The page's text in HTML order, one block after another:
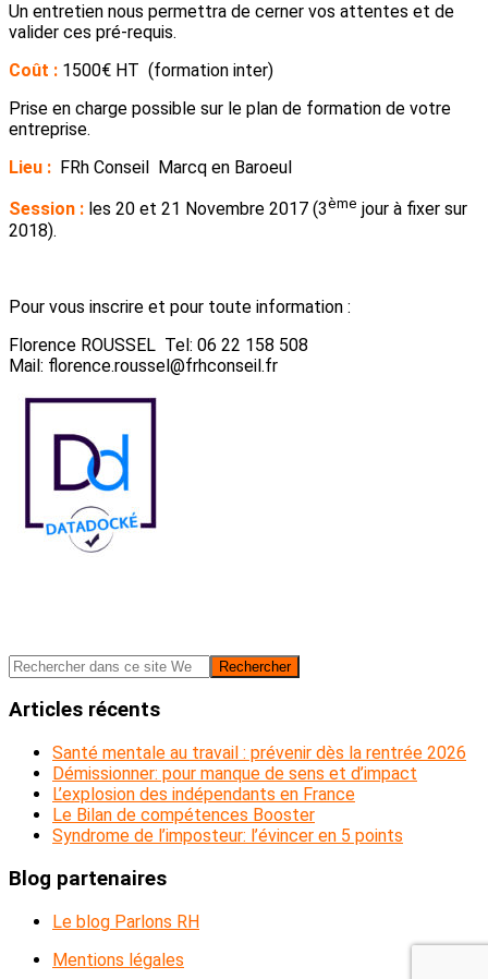
Un entretien nous permettra de cerner vos attentes et de
valider ces pré-requis.
Coût : 1500€ HT (formation inter)
Prise en charge possible sur le plan de formation de votre
entreprise.
Lieu : FRh Conseil Marcq en Baroeul
Session : les 20 et 21 Novembre 2017 (3ème jour à fixer sur
2018).
Pour vous inscrire et pour toute information :
Florence ROUSSEL Tel: 06 22 158 508
Mail: florence.roussel@frhconseil.fr
Barre
latérale
Rechercher
dans
ce
Web
Articles récents
Santé mentale au travail : prévenir dès la rentrée 2026
Démissionner: pour manque de sens et d’impact
L’explosion des indépendants en France
Le Bilan de compétences Booster
Syndrome de l’imposteur: l’évincer en 5 points
Blog partenaires
Le blog Parlons RH
Mentions légales